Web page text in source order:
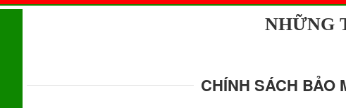
NHỮNG
CHÍNH SÁCH BẢO